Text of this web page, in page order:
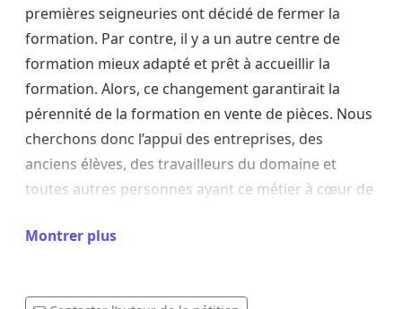
premières seigneuries ont décidé de fermer la
formation. Par contre, il y a un autre centre de
formation mieux adapté et prêt à accueillir la
formation. Alors, ce changement garantirait la
pérennité de la formation en vente de pièces. Nous
cherchons donc l’appui des entreprises, des
anciens élèves, des travailleurs du domaine et
toutes autres personnes ayant ce métier à cœur de
nombre le plus rapidement possible. L’objectif étant
Montrer plus